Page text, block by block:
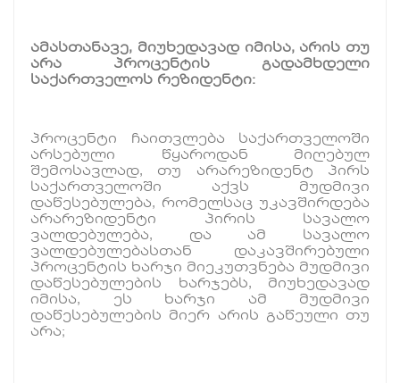
ამასთანავე, მიუხედავად იმისა, არის თუ
არა პროცენტის გადამხდელი
საქართველოს რეზიდენტი:
პროცენტი ჩაითვლება საქართველოში
არსებული წყაროდან მიღებულ
შემოსავლად, თუ არარეზიდენტ პირს
საქართველოში აქვს მუდმივი
დაწესებულება, რომელსაც უკავშირდება
არარეზიდენტი პირის სავალო
ვალდებულება, და ამ სავალო
ვალდებულებასთან დაკავშირებული
პროცენტის ხარჯი მიეკუთვნება მუდმივი
დაწესებულების ხარჯებს, მიუხედავად
იმისა, ეს ხარჯი ამ მუდმივი
დაწესებულების მიერ არის გაწეული თუ
არა;